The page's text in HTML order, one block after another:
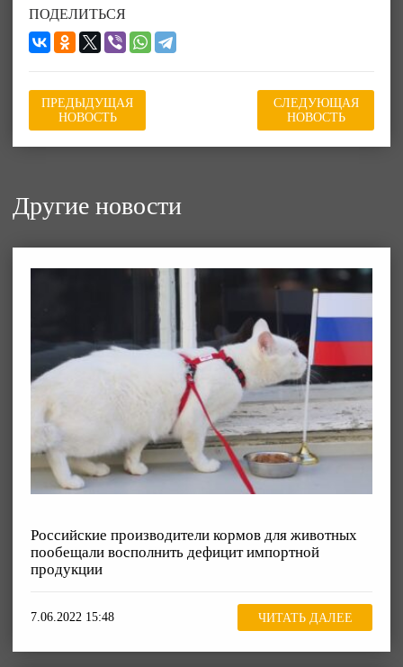
ПОДЕЛИТЬСЯ
ПРЕДЫДУЩАЯ
НОВОСТЬ
СЛЕДУЮЩАЯ
НОВОСТЬ
Другие новости
Российские производители кормов для животных
пообещали восполнить дефицит импортной
продукции
7.06.2022 15:48 ЧИТАТЬ ДАЛЕЕ